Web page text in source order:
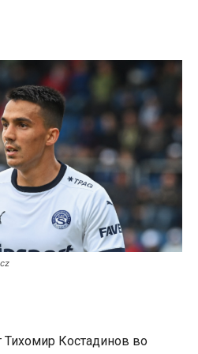
Костадинов во